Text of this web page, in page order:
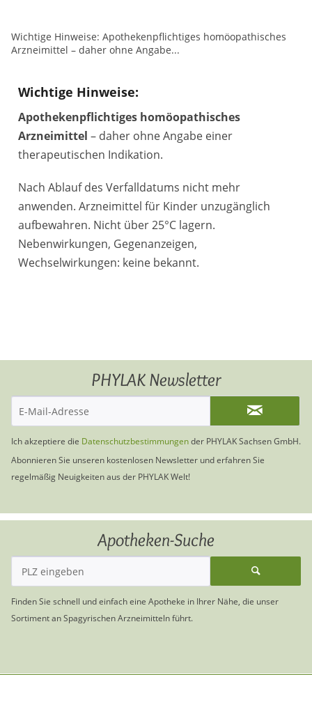
Wichtige Hinweise: Apothekenpflichtiges homöopathisches
Arzneimittel – daher ohne Angabe...
Wichtige Hinweise:
Apothekenpflichtiges homöopathisches
Arzneimittel – daher ohne Angabe einer
therapeutischen Indikation.
Nach Ablauf des Verfalldatums nicht mehr
anwenden. Arzneimittel für Kinder unzugänglich
aufbewahren. Nicht über 25°C lagern.
Nebenwirkungen, Gegenanzeigen,
Wechselwirkungen: keine bekannt.
PHYLAK Newsletter
Ich akzeptiere die Datenschutzbestimmungender PHYLAK Sachsen GmbH.
Abonnieren Sie unseren kostenlosen Newsletter und erfahren Sie
regelmäßig Neuigkeiten aus der PHYLAK Welt!
Apotheken-Suche
Finden Sie schnell und einfach eine Apotheke in Ihrer Nähe, die unser
Sortiment an Spagyrischen Arzneimitteln führt.